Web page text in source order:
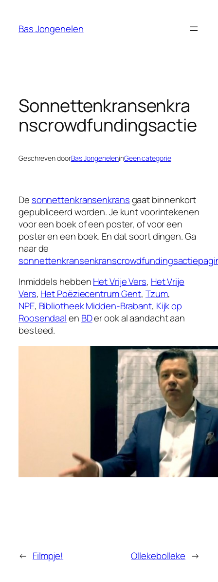
Bas Jongenelen
Sonnettenkransenkra
nscrowdfundingsactie
Geschreven doorBas JongeneleninGeen categorie
De sonnettenkransenkransgaat binnenkort
gepubliceerd worden. Je kunt voorintekenen
voor een boek of een poster, of voor een
poster en een boek. En dat soort dingen. Ga
naar de
Inmiddels hebbenHet Vrije Vers, Het Vrije
Vers, Het Poëziecentrum Gent,Tzum,
NPE, Bibliotheek Midden-Brabant, Kijk op
Roosendaalen BDer ook al aandacht aan
besteed.
← Filmpje! Ollekebolleke →